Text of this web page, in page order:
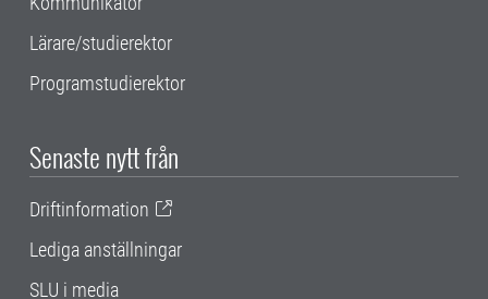
Lärare/studierektor
Programstudierektor
Senaste nytt från
Driftinformation
Lediga anställningar
SLU i media